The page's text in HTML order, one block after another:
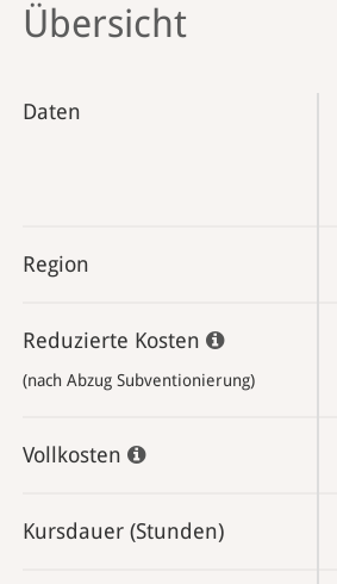
Übersicht
Daten
Region
Reduzierte Kosten
(nach Abzug Subventionierung)
Vollkosten
Kursdauer (Stunden)